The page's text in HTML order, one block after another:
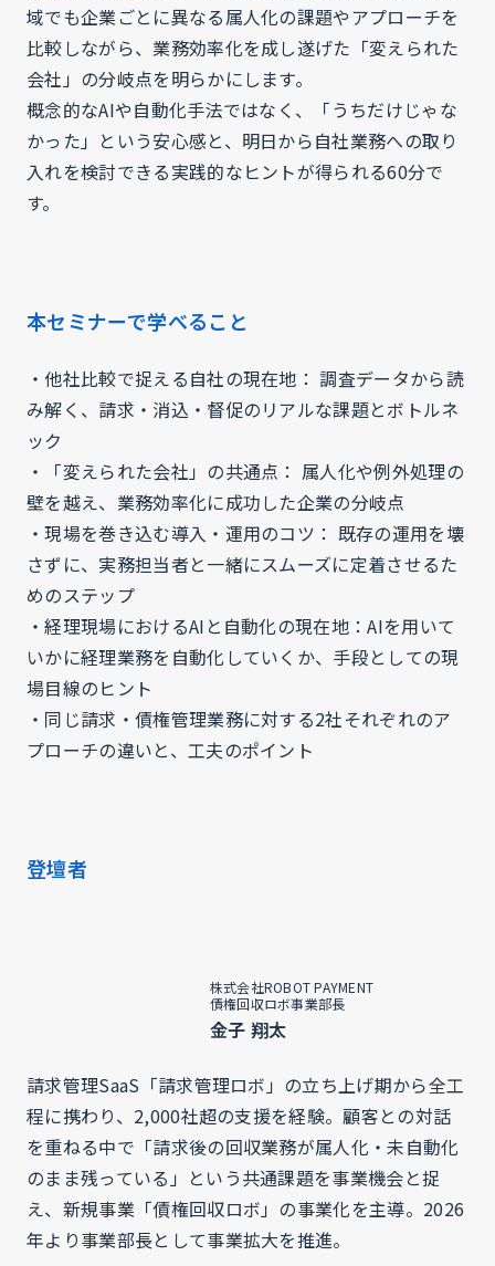
域でも企業ごとに異なる属人化の課題やアプローチを
比較しながら、業務効率化を成し遂げた「変えられた
会社」の分岐点を明らかにします。
概念的なAIや自動化手法ではなく、「うちだけじゃな
かった」という安心感と、明日から自社業務への取り
入れを検討できる実践的なヒントが得られる60分で
す。
本セミナーで学べること
・他社比較で捉える自社の現在地： 調査データから読
み解く、請求・消込・督促のリアルな課題とボトルネ
ック
・「変えられた会社」の共通点： 属人化や例外処理の
壁を越え、業務効率化に成功した企業の分岐点
・現場を巻き込む導入・運用のコツ： 既存の運用を壊
さずに、実務担当者と一緒にスムーズに定着させるた
めのステップ
・経理現場におけるAIと自動化の現在地：AIを用いて
いかに経理業務を自動化していくか、手段としての現
場目線のヒント
・同じ請求・債権管理業務に対する2社それぞれのア
プローチの違いと、工夫のポイント
登壇者
株式会社ROBOT PAYMENT
債権回収ロボ事業部長
金子 翔太
請求管理SaaS「請求管理ロボ」の立ち上げ期から全工
程に携わり、2,000社超の支援を経験。顧客との対話
を重ねる中で「請求後の回収業務が属人化・未自動化
のまま残っている」という共通課題を事業機会と捉
え、新規事業「債権回収ロボ」の事業化を主導。2026
年より事業部長として事業拡大を推進。